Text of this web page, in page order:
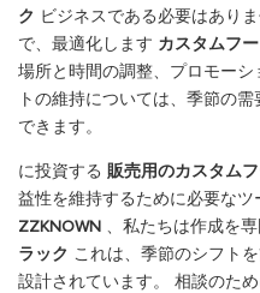
ク
ビジネスである必要はあり
で、最適化します カスタムフ
場所と時間の調整、プロモー
トの維持については、季節の
できます。
に投資する 販売用のカスタム
益性を維持するために必要な
ZZKNOWN 、私たちは作成を
ラック これは、季節のシフト
設計されています。 相談のた